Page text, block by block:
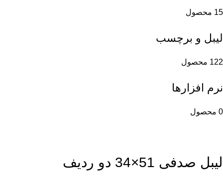
15 محصول
لیبل و برچسب
122 محصول
نرم افزارها
0 محصول
لیبل صدفی 51×34 دو ردیف